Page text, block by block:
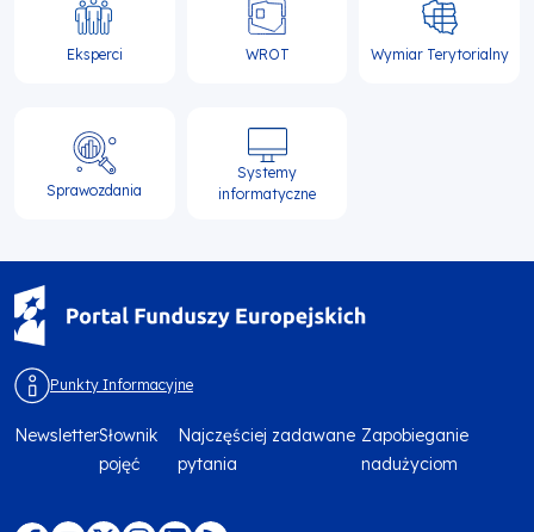
Eksperci WROT Wymiar Terytorialny
Sprawozdania
Systemy
informatyczne
Punkty Informacyjne
NewsletterSłownik
pojęć
Najczęściej zadawane
pytania
Zapobieganie
nadużyciom